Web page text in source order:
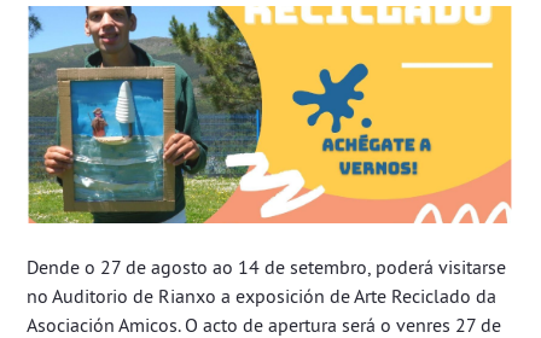
Dende o 27 de agosto ao 14 de setembro, poderá visitarse
no Auditorio de Rianxo a exposición de Arte Reciclado da
Asociación Amicos. O acto de apertura será o venres 27 de